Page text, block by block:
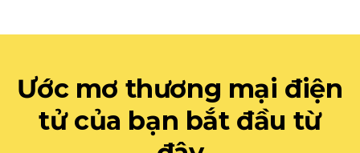
Ước mơ thương mại điện
tử của bạn bắt đầu từ